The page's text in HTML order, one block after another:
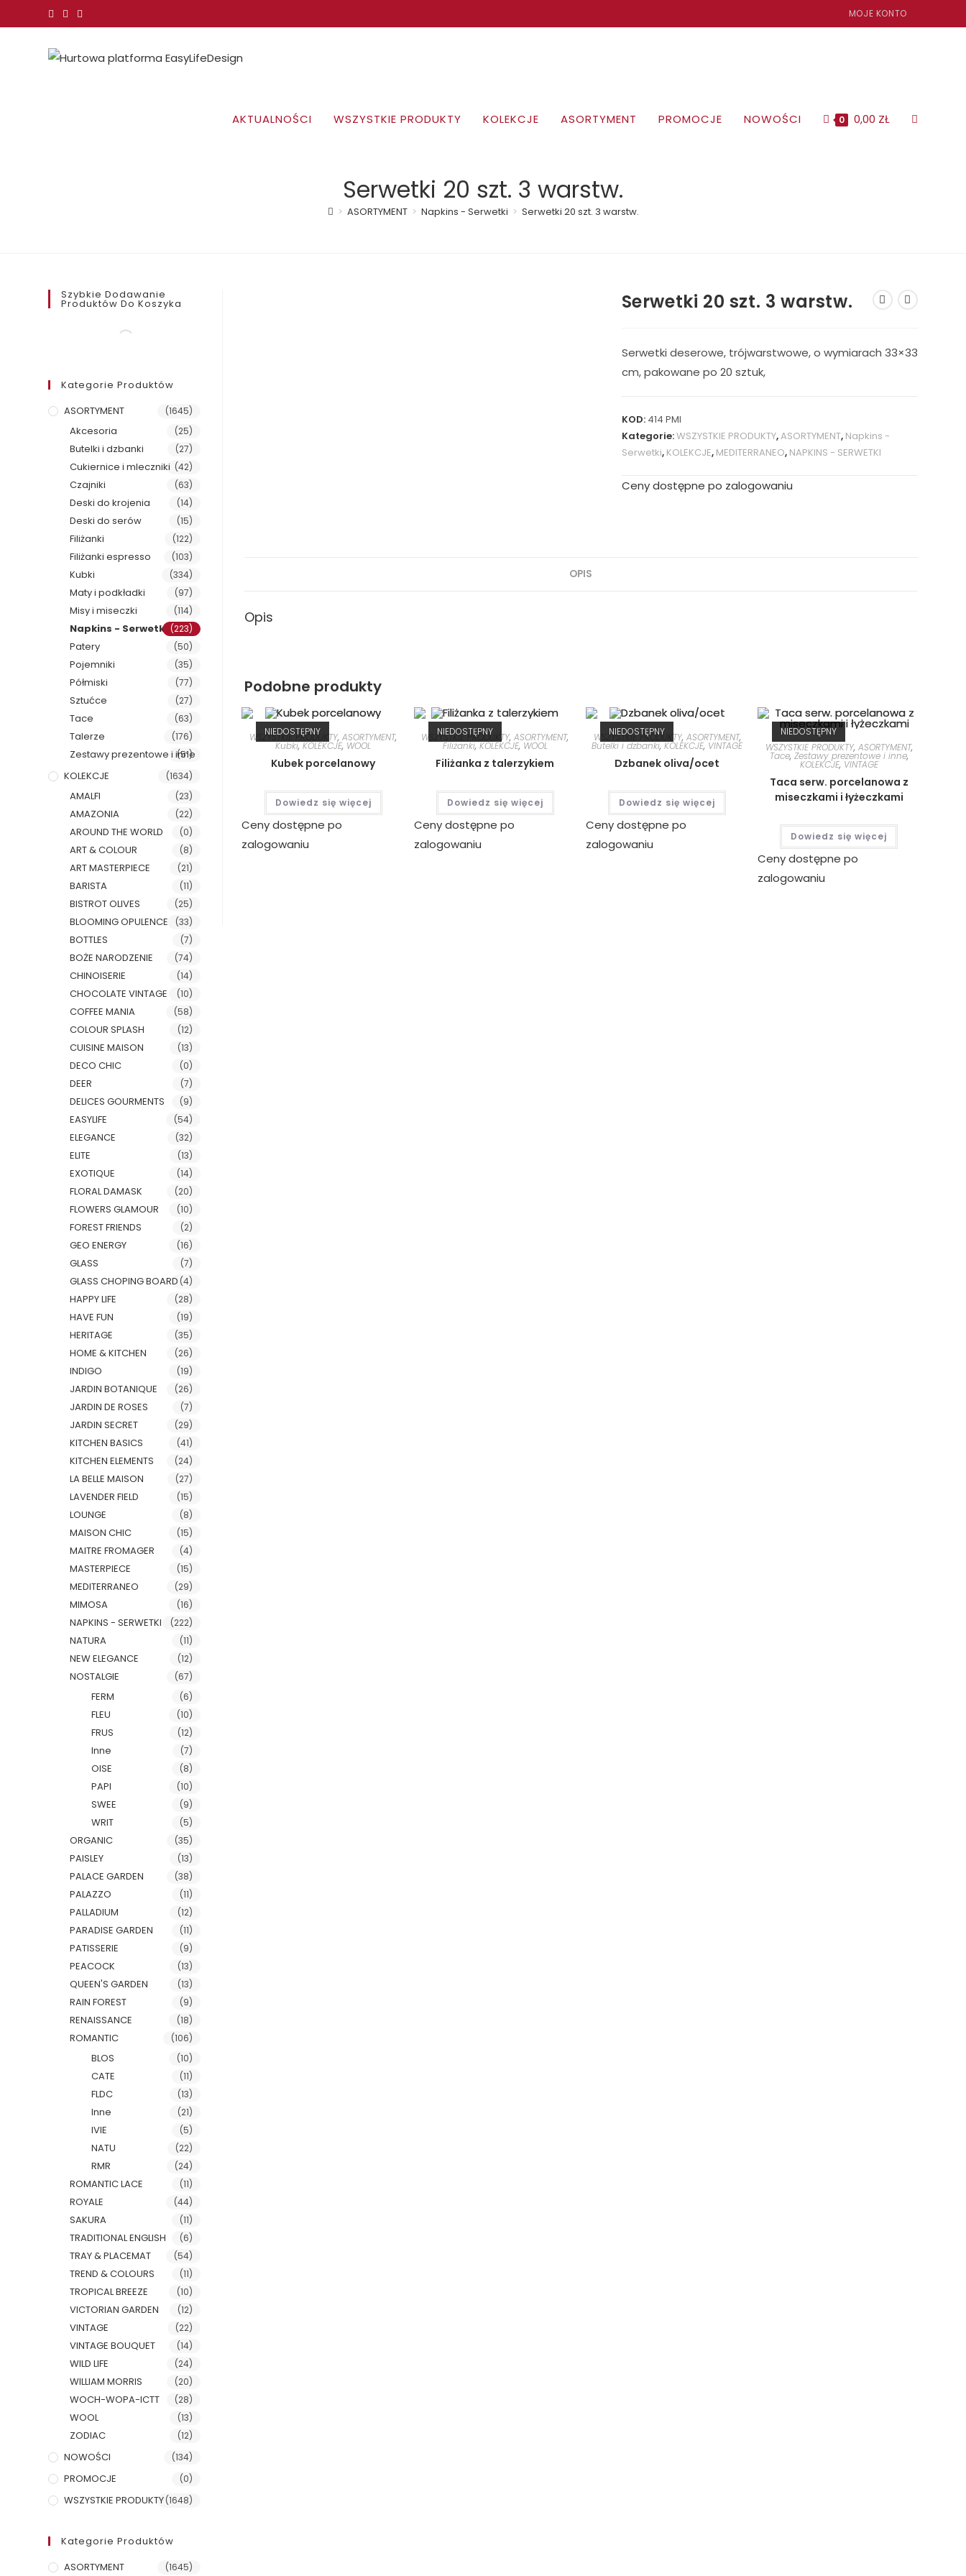
treści
MOJE KONTO
AKTUALNOŚCI WSZYSTKIE PRODUKTY KOLEKCJE ASORTYMENT PROMOCJE NOWOŚCI 0 0,00 ZŁ TOGGLE
Serwetki 20 szt. 3 warstw.
> ASORTYMENT > Napkins - Serwetki > Serwetki 20 szt. 3 warstw.
Serwetki 20 szt. 3 warstw.
Serwetki deserowe, trójwarstwowe, o wymiarach 33×33
cm, pakowane po 20 sztuk,
KOD: 414 PMI
Kategorie:WSZYSTKIE PRODUKTY,ASORTYMENT, Napkins -
Serwetki, KOLEKCJE, MEDITERRANEO, NAPKINS - SERWETKI
Ceny dostępne po zalogowaniu
OPIS
Opis
Podobne produkty
NIEDOSTĘPNY
WSZYSTKIE PRODUKTY,ASORTYMENT,
Kubki,KOLEKCJE, WOOL
Kubek porcelanowy
Dowiedz się więcej
Ceny dostępne po
zalogowaniu
NIEDOSTĘPNY
WSZYSTKIE PRODUKTY,ASORTYMENT,
Filiżanki,KOLEKCJE, WOOL
Filiżanka z talerzykiem
Dowiedz się więcej
Ceny dostępne po
zalogowaniu
NIEDOSTĘPNY
WSZYSTKIE PRODUKTY, ASORTYMENT,
Butelki i dzbanki,KOLEKCJE, VINTAGE
Dzbanek oliva/ocet
Dowiedz się więcej
Ceny dostępne po
zalogowaniu
NIEDOSTĘPNY
WSZYSTKIE PRODUKTY, ASORTYMENT,
Tace, Zestawy prezentowe i inne,
KOLEKCJE, VINTAGE
Taca serw. porcelanowa z
miseczkami i łyżeczkami
Dowiedz się więcej
Ceny dostępne po
zalogowaniu
Szybkie Dodawanie
Produktów Do Koszyka
Kategorie Produktów
ASORTYMENT
(1645)
Akcesoria (25)
Butelki i dzbanki (27)
Cukiernice i mleczniki (42)
Czajniki (63)
Deski do krojenia (14)
Deski do serów (15)
Filiżanki (122)
Filiżanki espresso (103)
Kubki (334)
Maty i podkładki (97)
Misy i miseczki (114)
Napkins - Serwetki (223)
Patery (50)
Pojemniki (35)
Półmiski (77)
Sztućce (27)
Tace (63)
Talerze (176)
Zestawy prezentowe i inne
(51)
KOLEKCJE (1634)
AMALFI (23)
AMAZONIA (22)
AROUND THE WORLD (0)
ART & COLOUR (8)
ART MASTERPIECE (21)
BARISTA (11)
BISTROT OLIVES (25)
BLOOMING OPULENCE (33)
BOTTLES (7)
BOŻE NARODZENIE (74)
CHINOISERIE (14)
CHOCOLATE VINTAGE (10)
COFFEE MANIA (58)
COLOUR SPLASH (12)
CUISINE MAISON (13)
DECO CHIC (0)
DEER (7)
DELICES GOURMENTS (9)
EASYLIFE (54)
ELEGANCE (32)
ELITE (13)
EXOTIQUE (14)
FLORAL DAMASK (20)
FLOWERS GLAMOUR (10)
FOREST FRIENDS (2)
GEO ENERGY (16)
GLASS (7)
GLASS CHOPING BOARD (4)
HAPPY LIFE (28)
HAVE FUN (19)
HERITAGE (35)
HOME & KITCHEN (26)
INDIGO (19)
JARDIN BOTANIQUE (26)
JARDIN DE ROSES (7)
JARDIN SECRET (29)
KITCHEN BASICS (41)
KITCHEN ELEMENTS (24)
LA BELLE MAISON (27)
LAVENDER FIELD (15)
LOUNGE (8)
MAISON CHIC (15)
MAITRE FROMAGER (4)
MASTERPIECE (15)
MEDITERRANEO (29)
MIMOSA (16)
NAPKINS - SERWETKI (222)
NATURA (11)
NEW ELEGANCE (12)
NOSTALGIE (67)
FERM (6)
FLEU (10)
FRUS (12)
Inne (7)
OISE (8)
PAPI (10)
SWEE (9)
WRIT (5)
ORGANIC (35)
PAISLEY (13)
PALACE GARDEN (38)
PALAZZO (11)
PALLADIUM (12)
PARADISE GARDEN (11)
PATISSERIE (9)
PEACOCK (13)
QUEEN'S GARDEN (13)
RAIN FOREST (9)
RENAISSANCE (18)
ROMANTIC (106)
BLOS (10)
CATE (11)
FLDC (13)
Inne (21)
IVIE (5)
NATU (22)
RMR (24)
ROMANTIC LACE (11)
ROYALE (44)
SAKURA (11)
TRADITIONAL ENGLISH (6)
TRAY & PLACEMAT (54)
TREND & COLOURS (11)
TROPICAL BREEZE (10)
VICTORIAN GARDEN (12)
VINTAGE (22)
VINTAGE BOUQUET (14)
WILD LIFE (24)
WILLIAM MORRIS (20)
WOCH-WOPA-ICTT (28)
WOOL (13)
ZODIAC (12)
NOWOŚCI (134)
PROMOCJE (0)
WSZYSTKIE PRODUKTY(1648)
Kategorie Produktów
ASORTYMENT
(1645)